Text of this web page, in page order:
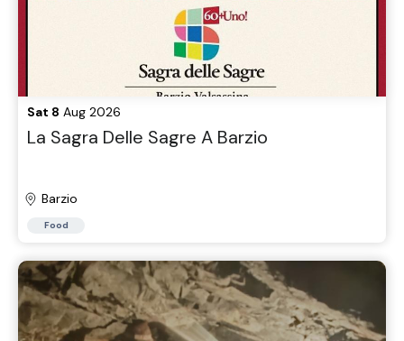
Sat 8 Aug 2026
La Sagra Delle Sagre A Barzio
Barzio
Food